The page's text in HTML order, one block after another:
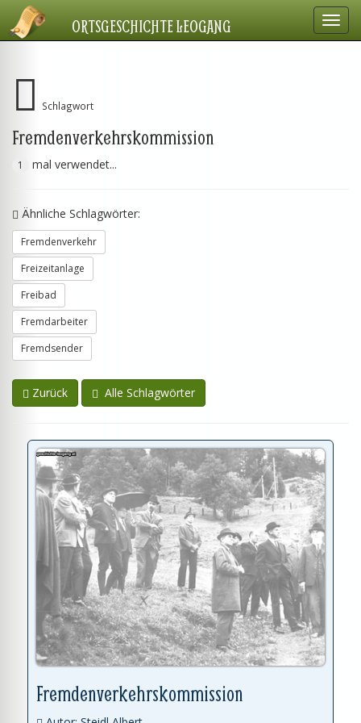
ORTSGESCHICHTE LEOGANG
Schlagwort
Fremdenverkehrskommission
1 mal verwendet...
Ähnliche Schlagwörter:
Fremdenverkehr
Freizeitanlage
Freibad
Fremdarbeiter
Fremdsender
Zurück Alle Schlagwörter
Fremdenverkehrskommission